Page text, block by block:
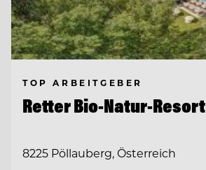
TOP ARBEITGEBER
Retter Bio-Natur-Resort
8225 Pöllauberg, Österreich